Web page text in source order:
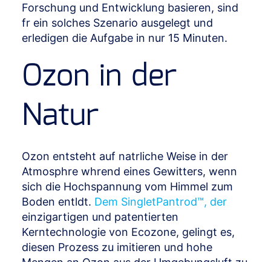
Forschung und Entwicklung basieren, sind
fr ein solches Szenario ausgelegt und
erledigen die Aufgabe in nur 15 Minuten.
Ozon in der
Natur
Ozon entsteht auf natrliche Weise in der
Atmosphre whrend eines Gewitters, wenn
sich die Hochspannung vom Himmel zum
Boden entldt. Dem SingletPantrod™, der
einzigartigen und patentierten
Kerntechnologie von Ecozone, gelingt es,
diesen Prozess zu imitieren und hohe